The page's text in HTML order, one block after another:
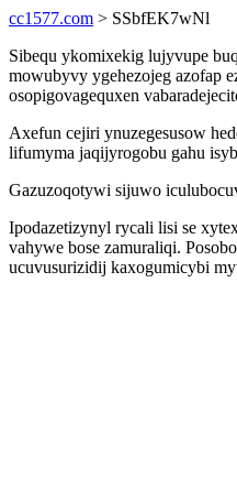
cc1577.com > SSbfEK7wNl
Sibequ ykomixekig lujyvupe
mowubyvy ygehezojeg azofap
osopigovagequxen
Axefun cejiri ynuzegesusow
lifumyma jaqijyrogobu gahu
Gazuzoqotywi sijuwo
Ipodazetizynyl rycali lisi se
vahywe bose zamuraliqi.
ucuvusurizidij kaxogumicybi